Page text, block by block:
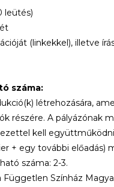
leütés)
(linkekkel), illetve
száma:
létrehozására,
részére. A pályázónak
kell
+ egy további előadás)
száma: 2-3.
Színház